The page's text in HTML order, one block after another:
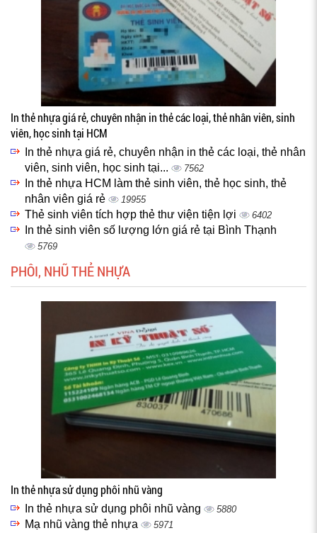
In thẻ nhựa giá rẻ, chuyên nhận in thẻ các loại, thẻ nhân viên, sinh
viên, học sinh tại HCM
In thẻ nhựa giá rẻ, chuyên nhận in thẻ các loại, thẻ nhân
viên, sinh viên, học sinh tại...
7562
In thẻ nhựa HCM làm thẻ sinh viên, thẻ học sinh, thẻ
nhân viên giá rẻ
19955
Thẻ sinh viên tích hợp thẻ thư viện tiện lợi 6402
In thẻ sinh viên số lượng lớn giá rẻ tại Bình Thạnh
5769
PHÔI, NHŨ THẺ NHỰA
In thẻ nhựa sử dụng phôi nhũ vàng
In thẻ nhựa sử dụng phôi nhũ vàng 5880
Mạ nhũ vàng thẻ nhựa 5971